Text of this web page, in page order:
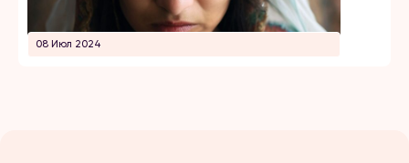
08 Июл 2024